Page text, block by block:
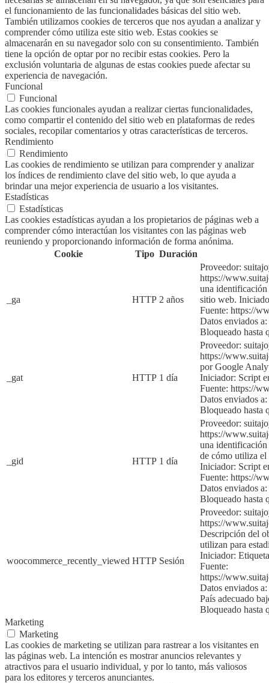
el funcionamiento de las funcionalidades básicas del sitio web.
También utilizamos cookies de terceros que nos ayudan a analizar y
comprender cómo utiliza este sitio web. Estas cookies se
almacenarán en su navegador solo con su consentimiento. También
tiene la opción de optar por no recibir estas cookies. Pero la
exclusión voluntaria de algunas de estas cookies puede afectar su
experiencia de navegación.
Funcional
Funcional
Las cookies funcionales ayudan a realizar ciertas funcionalidades,
como compartir el contenido del sitio web en plataformas de redes
sociales, recopilar comentarios y otras características de terceros.
Rendimiento
Rendimiento
Las cookies de rendimiento se utilizan para comprender y analizar
los índices de rendimiento clave del sitio web, lo que ayuda a
brindar una mejor experiencia de usuario a los visitantes.
Estadísticas
Estadísticas
Las cookies estadísticas ayudan a los propietarios de páginas web a
comprender cómo interactúan los visitantes con las páginas web
reuniendo y proporcionando información de forma anónima.
Cookie
Tipo Duración
_ga HTTP 2 años
Proveedor:
https://
una identificación
sitio web.
Fuente: https://
Datos enviados a:
Bloqueado hasta
_gat HTTP 1 día
Proveedor:
https://
por Google
Iniciador: Script
Fuente: https://
Datos enviados a:
Bloqueado hasta
_gid HTTP 1 día
Proveedor:
https://
una identificación
de cómo utiliza
Iniciador: Script
Fuente: https://
Datos enviados a:
Bloqueado hasta
woocommerce_recently_viewed HTTP Sesión
Proveedor:
https://
Descripción del
utilizan para
Iniciador:
Fuente:
https://
Datos enviados a:
País adecuado
Bloqueado hasta
Marketing
Marketing
Las cookies de marketing se utilizan para rastrear a los visitantes en
las páginas web. La intención es mostrar anuncios relevantes y
atractivos para el usuario individual, y por lo tanto, más valiosos
para los editores y terceros anunciantes.